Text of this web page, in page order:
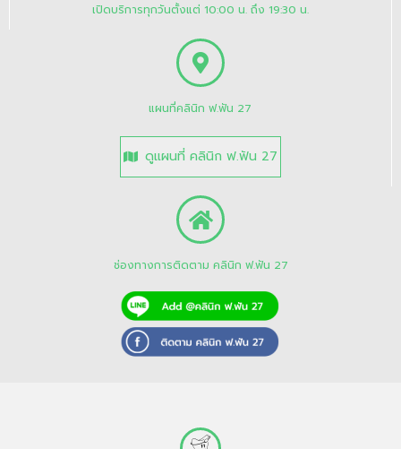
เปิดบริการทุกวันตั้งแต่ 10:00 น. ถึง 19:30 น.
แผนที่คลินิก ฟ.ฟัน 27
ดูแผนที่ คลินิก ฟ.ฟัน 27
ช่องทางการติดตาม คลินิก ฟ.ฟัน 27